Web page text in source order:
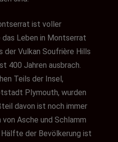
ist voller
Leben in Montserrat
der Vulkan Soufrière Hills
400 Jahren ausbrach.
Teils der Insel,
Plymouth, wurden
davon ist noch immer
Asche und Schlamm
der Bevölkerung ist